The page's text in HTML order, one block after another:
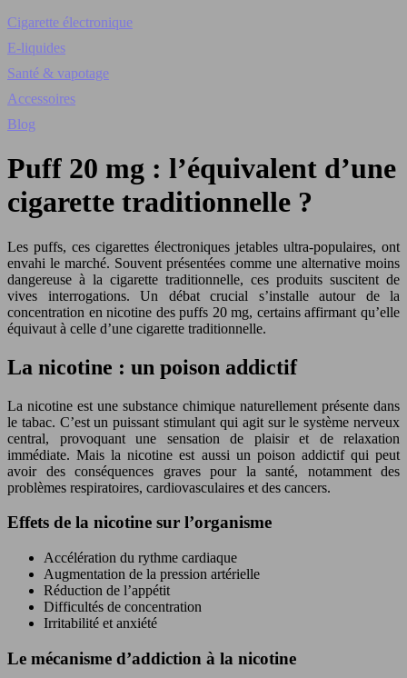
Cigarette électronique
E-liquides
Santé & vapotage
Accessoires
Blog
Puff 20 mg : l’équivalent d’une
cigarette traditionnelle ?
Les puffs, ces cigarettes électroniques jetables ultra-populaires, ont
envahi le marché. Souvent présentées comme une alternative moins
dangereuse à la cigarette traditionnelle, ces produits suscitent de
vives interrogations. Un débat crucial s’installe autour de la
concentration en nicotine des puffs 20 mg, certains affirmant qu’elle
équivaut à celle d’une cigarette traditionnelle.
La nicotine : un poison addictif
La nicotine est une substance chimique naturellement présente dans
le tabac. C’est un puissant stimulant qui agit sur le système nerveux
central, provoquant une sensation de plaisir et de relaxation
immédiate. Mais la nicotine est aussi un poison addictif qui peut
avoir des conséquences graves pour la santé, notamment des
problèmes respiratoires, cardiovasculaires et des cancers.
Effets de la nicotine sur l’organisme
Accélération du rythme cardiaque
Augmentation de la pression artérielle
Réduction de l’appétit
Difficultés de concentration
Irritabilité et anxiété
Le mécanisme d’addiction à la nicotine